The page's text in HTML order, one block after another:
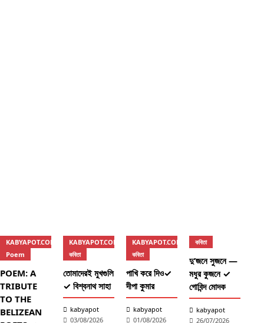
KABYAPOT.COM
Poem
POEM: A
TRIBUTE
TO THE
BELIZEAN
KABYAPOT.COM
কবিতা
তোমাদেরই মুখগুলি
✓ বিশ্বনাথ সাহা
kabyapot
03/08/2026
KABYAPOT.COM
কবিতা
পাখি করে দিও✓
দীপা কুমার
kabyapot
01/08/2026
কবিতা
দু’জনে সুজনে —
মধুর কুজনে ✓
গোবিন্দ মোদক
kabyapot
26/07/2026